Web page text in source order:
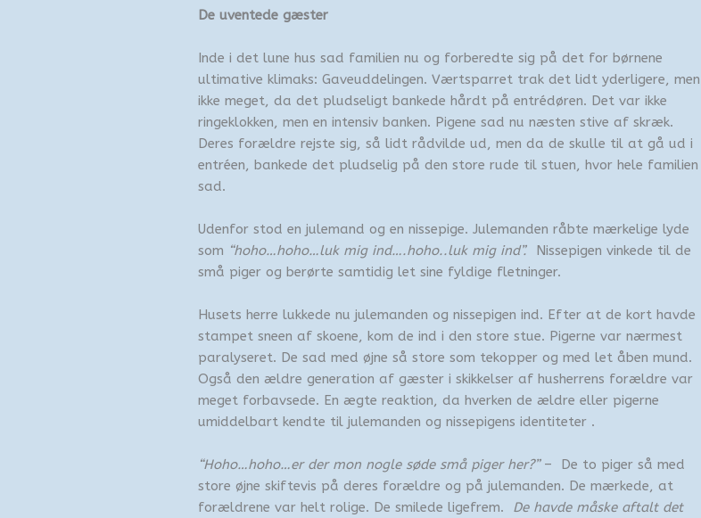
De uventede gæster
Inde i det lune hus sad familien nu og forberedte sig på det for børnene
ultimative klimaks: Gaveuddelingen. Værtsparret trak det lidt yderligere, men
ikke meget, da det pludseligt bankede hårdt på entrédøren. Det var ikke
ringeklokken, men en intensiv banken. Pigene sad nu næsten stive af skræk.
Deres forældre rejste sig, så lidt rådvilde ud, men da de skulle til at gå ud i
entréen, bankede det pludselig på den store rude til stuen, hvor hele familien
sad.
Udenfor stod en julemand og en nissepige. Julemanden råbte mærkelige lyde
som “hoho…hoho…luk mig ind….hoho..luk mig ind”. Nissepigen vinkede til de
små piger og berørte samtidig let sine fyldige fletninger.
Husets herre lukkede nu julemanden og nissepigen ind. Efter at de kort havde
stampet sneen af skoene, kom de ind i den store stue. Pigerne var nærmest
paralyseret. De sad med øjne så store som tekopper og med let åben mund.
Også den ældre generation af gæster i skikkelser af husherrens forældre var
meget forbavsede. En ægte reaktion, da hverken de ældre eller pigerne
umiddelbart kendte til julemanden og nissepigens identiteter .
“Hoho…hoho…er der mon nogle søde små piger her?” – De to piger så med
store øjne skiftevis på deres forældre og på julemanden. De mærkede, at
forældrene var helt rolige. De smilede ligefrem.
De havde måske aftalt det